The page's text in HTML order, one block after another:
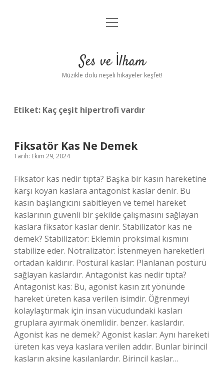
Anasayfa
Yasal Uyarı
menüyü
Ses ve İlham
Müzikle dolu neşeli hikayeler keşfet!
Etiket: Kaç çeşit hipertrofi vardır
Fiksatör Kas Ne Demek
Tarih: Ekim 29, 2024
Fiksatör kas nedir tıpta? Başka bir kasın hareketine
karşı koyan kaslara antagonist kaslar denir. Bu
kasın başlangıcını sabitleyen ve temel hareket
kaslarının güvenli bir şekilde çalışmasını sağlayan
kaslara fiksatör kaslar denir. Stabilizatör kas ne
demek? Stabilizatör: Eklemin proksimal kısmını
stabilize eder. Nötralizatör: İstenmeyen hareketleri
ortadan kaldırır. Postüral kaslar: Planlanan postürü
sağlayan kaslardır. Antagonist kas nedir tıpta?
Antagonist kas: Bu, agonist kasın zıt yönünde
hareket üreten kasa verilen isimdir. Öğrenmeyi
kolaylaştırmak için insan vücudundaki kasları
gruplara ayırmak önemlidir. benzer. kaslardır.
Agonist kas ne demek? Agonist kaslar: Aynı hareketi
üreten kas veya kaslara verilen addır. Bunlar birincil
kasların aksine kasılanlardır. Birincil kaslar…